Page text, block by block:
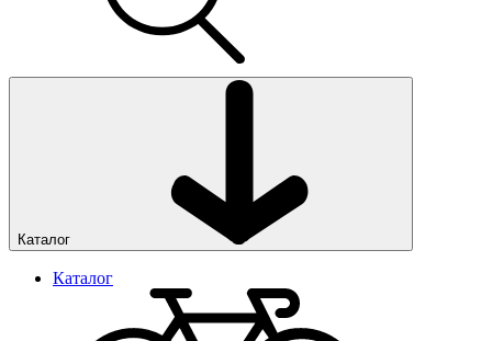
Каталог
Каталог